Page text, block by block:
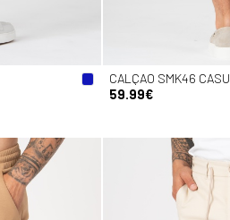
CALÇAO SMK46
59.99€